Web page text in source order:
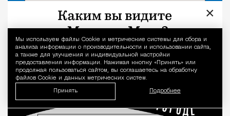
Уведомление
Мы используем файлы Сookie и метрические системы для сбора и
анализа информации о производительности и использовании сайта,
а также для улучшения и индивидуальной настройки
предоставления информации. Нажимая кнопку «Принять» или
продолжая пользоваться сайтом, вы соглашаетесь на обработку
файлов Cookie и данных метрических систем.
Принять Подробнее
×